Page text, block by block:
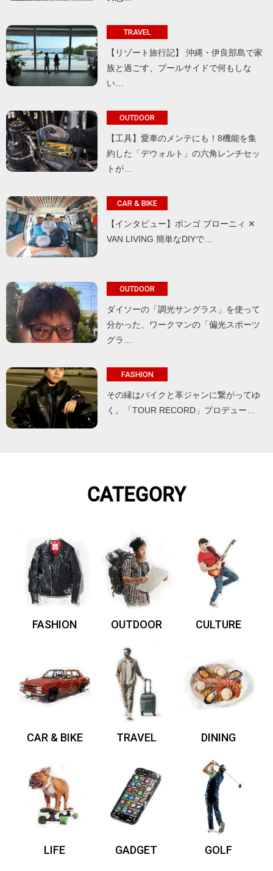
TRAVEL
【リゾート旅行記】 沖縄・伊良部島で家
族と過ごす、プールサイドで何もしな
い…
OUTDOOR
【工具】愛車のメンテにも！8機能を集
約した「デウォルト」の六角レンチセッ
トが…
CAR & BIKE
【インタビュー】ボンゴ ブローニィ ✕
VAN LIVING 簡単なDIYで…
OUTDOOR
ダイソーの「調光サングラス」を使って
分かった、ワークマンの「偏光スポーツ
グラ…
FASHION
その縁はバイクと革ジャンに繋がってゆ
く。「TOUR RECORD」プロデュー…
CATEGORY
FASHION OUTDOOR CULTURE
CAR & BIKE TRAVEL DINING
LIFE GADGET GOLF